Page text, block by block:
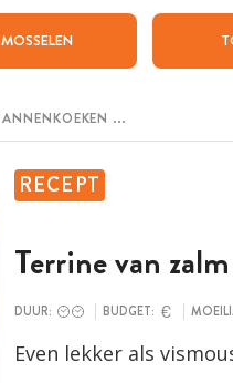
MOSSELEN
RECEPT
Terrine van
DUUR: BUDGET:
Even lekker als